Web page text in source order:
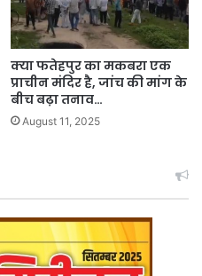
क्या फतेहपुर का मकबरा एक
प्राचीन मंदिर है, जांच की मांग के
बीच बढ़ा तनाव…
August 11, 2025